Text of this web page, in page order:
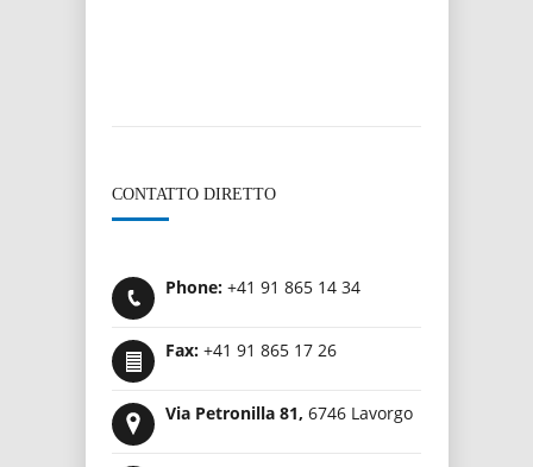
CONTATTO DIRETTO
Phone: +41 91 865 14 34
Fax: +41 91 865 17 26
Via Petronilla 81, 6746 Lavorgo